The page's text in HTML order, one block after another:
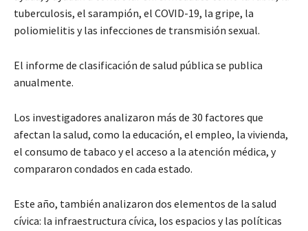
tuberculosis, el sarampión, el COVID-19, la gripe, la
poliomielitis y las infecciones de transmisión sexual.
El informe de clasificación de salud pública se publica
anualmente.
Los investigadores analizaron más de 30 factores que
afectan la salud, como la educación, el empleo, la vivienda,
el consumo de tabaco y el acceso a la atención médica, y
compararon condados en cada estado.
Este año, también analizaron dos elementos de la salud
cívica: la infraestructura cívica, los espacios y las políticas